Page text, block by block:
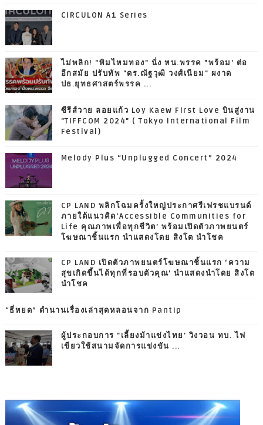
CIRCULON A1 Series
ไม่พลิก! "พิมไหมทอง" นั่ง หน.พรรค "พร้อม' ต่อ
อีกสมัย ปรับทัพ "ดร.ณัฐวุฒิ วงศ์เนียม" ผงาด
ปธ.ยุทธศาสตร์พรรค ...
ซีรีส์วาย ลอยแก้ว Loy Kaew First Love บินสู่งาน
"TIFFCOM 2024" ( Tokyo International Film
Festival)
Melody Plus “Unplugged Concert” 2024
CP LAND พลิกโฉมครั้งใหญ่ประกาศรีเฟรชแบรนด์
ภายใต้แนวคิด‘Accessible Communities for
Life คุณภาพเพื่อทุกชีวิต’ พร้อมเปิดตัวภาพยนตร์
โฆษณาชิ้นแรก นำแสดงโดย สิงโต นำโชค
CP LAND เปิดตัวภาพยนตร์โฆษณาชิ้นแรก ‘ความ
สุขเกิดขึ้นได้ทุกที่รอบตัวคุณ’ นำแสดงนำโดย สิงโต
นำโชค
“ธี่หยด” ตำนานเรื่องเล่าสุดหลอนจาก Pantip
ผู้ประกอบการ "เลี้ยงม้าแข่งไทย' วิงวอน ทบ. ไฟ
เขียวใช้สนามจัดการแข่งขัน ...